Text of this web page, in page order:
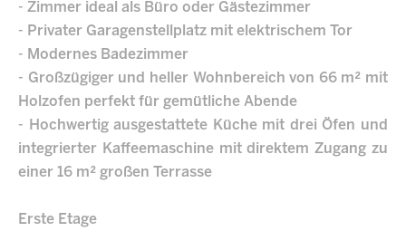
- Zimmer ideal als Büro oder Gästezimmer
- Privater Garagenstellplatz mit elektrischem Tor
- Modernes Badezimmer
- Großzügiger und heller Wohnbereich von 66 m² mit
Holzofen perfekt für gemütliche Abende
- Hochwertig ausgestattete Küche mit drei Öfen und
integrierter Kaffeemaschine mit direktem Zugang zu
einer 16 m² großen Terrasse
Erste Etage